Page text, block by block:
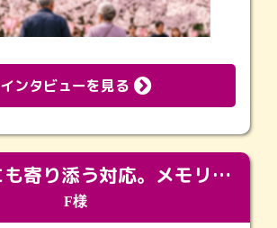
インタビューを見る
急な依頼にも寄り添う対応。メモリアルコーナーで振り返る大切な日々
F様